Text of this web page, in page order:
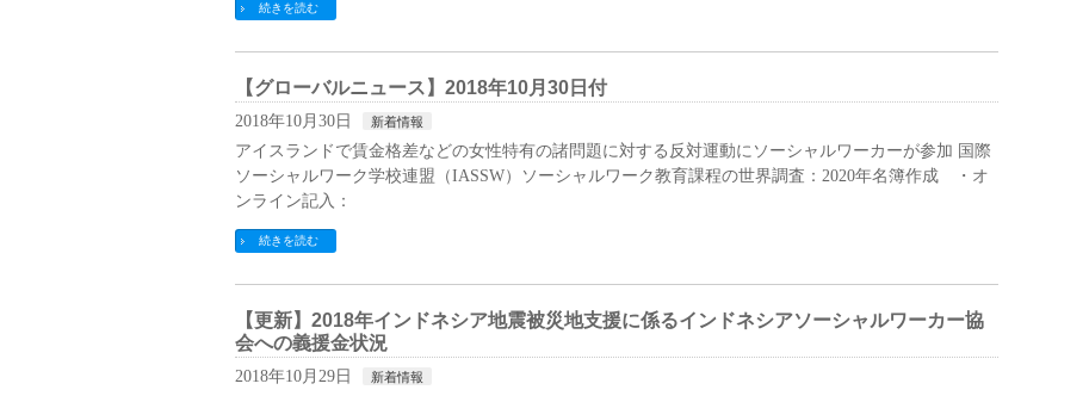
続きを読む
【グローバルニュース】2018年10月30日付
2018年10月30日 新着情報
アイスランドで賃金格差などの女性特有の諸問題に対する反対運動にソーシャルワーカーが参加 国際
ソーシャルワーク学校連盟（IASSW）ソーシャルワーク教育課程の世界調査：2020年名簿作成 ・オ
ンライン記入：
続きを読む
【更新】2018年インドネシア地震被災地支援に係るインドネシアソーシャルワーカー協
会への義援金状況
2018年10月29日 新着情報